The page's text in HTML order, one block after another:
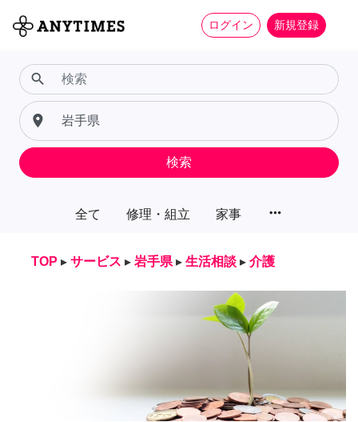
ログイン 新規登録
全て 修理・組立 家事 more_horiz
search
place
検索
TOP ▸ サービス ▸ 岩手県 ▸ 生活相談 ▸ 介護